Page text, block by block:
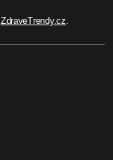
ZdraveTrendy.cz.